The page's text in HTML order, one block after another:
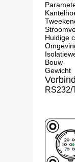
Huidige
Bouw
Gewicht
RS232/